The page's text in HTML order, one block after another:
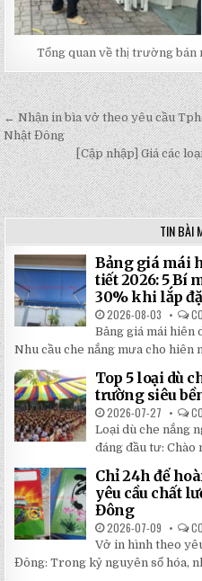
Tổng quan về thị trường bán
Post
navigation
← Nhận in bìa vở theo yêu cầu
Nhật Đông
[Cập nhập] Giá các
TIN BÀI
Bảng giá mái
tiết 2026: 5 Bí
30% khi lắp
2026-08-03
Bảng giá mái hiên
Nhu cầu che nắng mưa cho hiên
Top 5 loại dù
trường siêu
2026-07-27
Loại dù che nắng
đáng đầu tư: Chào
Chỉ 24h để
yêu cầu chất
Đông
2026-07-09
Vở in hình theo
Đông: Trong kỷ nguyên số hóa,